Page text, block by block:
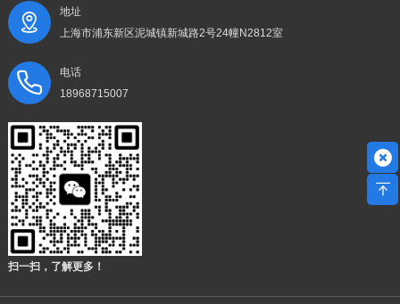
地址
上海市浦东新区泥城镇新城路2号24幢N2812室
电话
18968715007
扫一扫，了解更多！